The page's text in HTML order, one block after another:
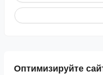
Оптимизируйте